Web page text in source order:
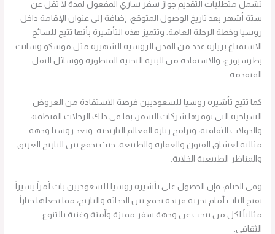
تشمل متطلبات التقديم جواز سفر ساري المفعول لمدة لا تقل عن
ستة أشهر بعد تاريخ الوصول المتوقع، إضافة إلى عنوان الإقامة داخل
روسيا وخطة الرحلة العامة. وتتميز هذه التأشيرة بأنها تتيح للسائح
الاستمتاع بزيارة عدد من المدن الروسية الشهيرة مثل موسكو وسانت
بطرسبورغ، والاستفادة من البنية التحتية المتطورة ووسائل النقل
المتقدمة.
كما تتيح تأشيره روسيا للسعوديين فرصة الاستفادة من العروض
السياحية التي توفرها شركات السفر، بما في ذلك الرحلات المنظمة،
والجولات الثقافية، وبرامج زيارة المعالم التاريخية. وتعد روسيا وجهة
مثالية لعشاق الفنون والعمارة والطبيعة، حيث تجمع بين التاريخ العريق
والمناظر الطبيعية الخلابة.
وفي الختام، فإن الحصول على تأشيره روسيا للسعوديين بات أمراً يسيراً
يفتح الباب أمام تجربة فريدة تجمع بين الحداثة والتاريخ، مما يجعلها خياراً
مثالياً لكل من يبحث عن وجهة سفر مميزة وآمنة وغنية بالتنوع
الثقافي.